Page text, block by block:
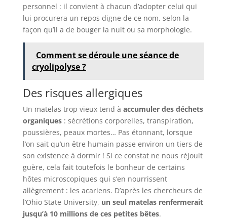
personnel : il convient à chacun d’adopter celui qui
lui procurera un repos digne de ce nom, selon la
façon qu’il a de bouger la nuit ou sa morphologie.
Comment se déroule une séance de
cryolipolyse ?
Des risques allergiques
Un matelas trop vieux tend à accumuler des déchets
organiques: sécrétions corporelles, transpiration,
poussières, peaux mortes… Pas étonnant, lorsque
l’on sait qu’un être humain passe environ un tiers de
son existence à dormir ! Si ce constat ne nous réjouit
guère, cela fait toutefois le bonheur de certains
hôtes microscopiques qui s’en nourrissent
allègrement : les acariens. D’après les chercheurs de
l’Ohio State University, un seul matelas renfermerait
jusqu’à 10 millions de ces petites bêtes.